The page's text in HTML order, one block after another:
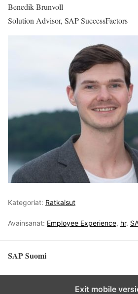
Benedik Brunvoll
Solution Advisor, SAP SuccessFactors
Kategoriat: Ratkaisut
Avainsanat: Employee Experience, hr,
SAP Suomi
Exit mobile